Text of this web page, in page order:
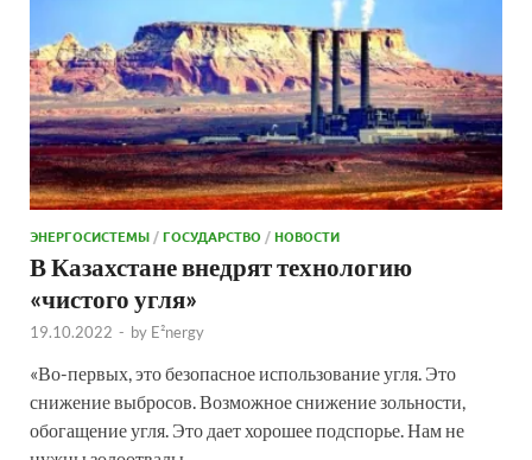
ЭНЕРГОСИСТЕМЫ /ГОСУДАРСТВО /НОВОСТИ
В Казахстане внедрят технологию
«чистого угля»
19.10.2022 - by E²nergy
«Во-первых, это безопасное использование угля. Это
снижение выбросов. Возможное снижение зольности,
обогащение угля. Это дает хорошее подспорье. Нам не